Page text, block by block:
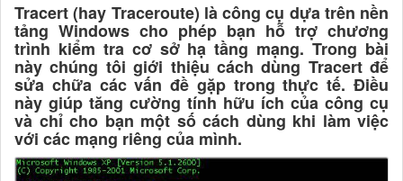
Tracert (hay Traceroute) là công cụ dựa trên nền
tảng Windows cho phép bạn hỗ trợ chương
trình kiểm tra cơ sở hạ tầng mạng. Trong bài
này chúng tôi giới thiệu cách dùng Tracert để
sửa chữa các vấn đề gặp trong thực tế. Điều
này giúp tăng cường tính hữu ích của công cụ
và chỉ cho bạn một số cách dùng khi làm việc
với các mạng riêng của mình.